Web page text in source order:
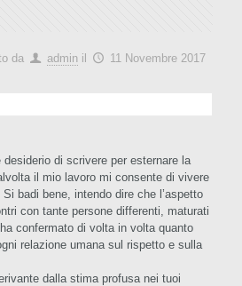
da admin il 11 Novembre 2017
di scrivere per esternare la
il mio lavoro mi consente di vivere
badi bene, intendo dire che l’aspetto
con tante persone differenti, maturati
confermato di volta in volta quanto
relazione umana sul rispetto e sulla
dalla stima profusa nei tuoi